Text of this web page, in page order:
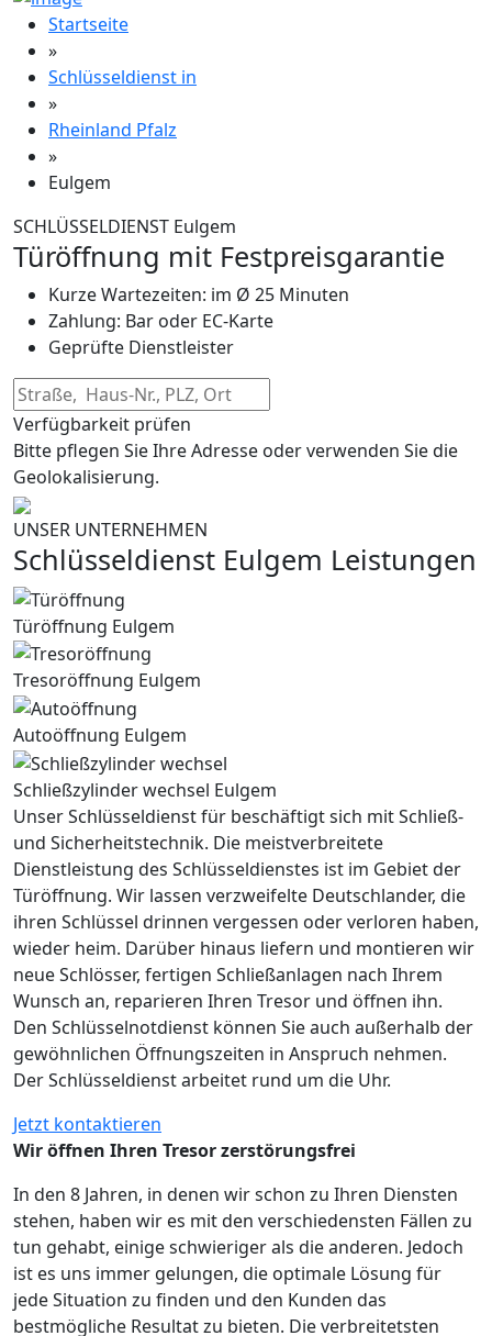
Startseite
»
Schlüsseldienst in
»
Rheinland Pfalz
»
Eulgem
SCHLÜSSELDIENST Eulgem
Türöffnung mit Festpreisgarantie
Kurze Wartezeiten: im Ø 25 Minuten
Zahlung: Bar oder EC-Karte
Geprüfte Dienstleister
Verfügbarkeit prüfen
Bitte pflegen Sie Ihre Adresse oder verwenden Sie die
Geolokalisierung.
UNSER UNTERNEHMEN
Schlüsseldienst Eulgem Leistungen
Türöffnung Eulgem
Tresoröffnung Eulgem
Autoöffnung Eulgem
Schließzylinder wechsel Eulgem
Unser Schlüsseldienst für beschäftigt sich mit Schließ-
und Sicherheitstechnik. Die meistverbreitete
Dienstleistung des Schlüsseldienstes ist im Gebiet der
Türöffnung. Wir lassen verzweifelte Deutschlander, die
ihren Schlüssel drinnen vergessen oder verloren haben,
wieder heim. Darüber hinaus liefern und montieren wir
neue Schlösser, fertigen Schließanlagen nach Ihrem
Wunsch an, reparieren Ihren Tresor und öffnen ihn.
Den Schlüsselnotdienst können Sie auch außerhalb der
gewöhnlichen Öffnungszeiten in Anspruch nehmen.
Der Schlüsseldienst arbeitet rund um die Uhr.
Jetzt kontaktieren
Wir öffnen Ihren Tresor zerstörungsfrei
In den 8 Jahren, in denen wir schon zu Ihren Diensten
stehen, haben wir es mit den verschiedensten Fällen zu
tun gehabt, einige schwieriger als die anderen. Jedoch
ist es uns immer gelungen, die optimale Lösung für
jede Situation zu finden und den Kunden das
bestmögliche Resultat zu bieten. Die verbreitetsten